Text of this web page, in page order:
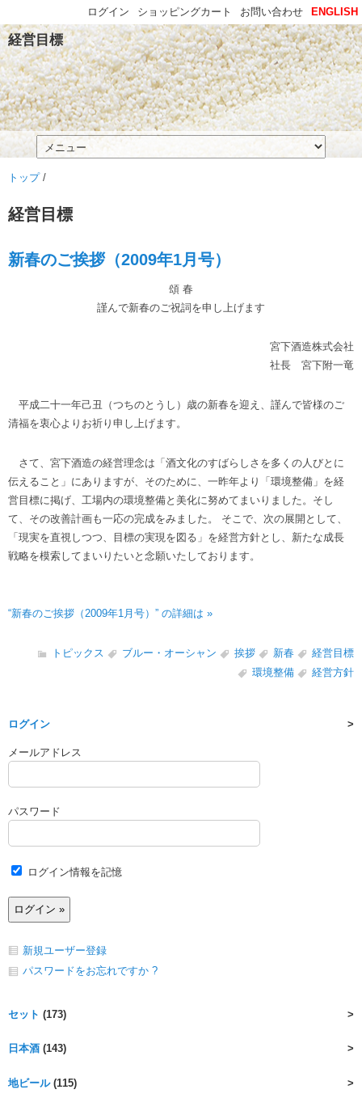
経営目標
トップ/
経営目標
新春のご挨拶（2009年1月号）
頌 春
謹んで新春のご祝詞を申し上げます
宮下酒造株式会社
社長 宮下附一竜
平成二十一年己丑（つちのとうし）歳の新春を迎え、謹んで皆様のご
清福を衷心よりお祈り申し上げます。
さて、宮下酒造の経営理念は「酒文化のすばらしさを多くの人びとに
伝えること」にありますが、そのために、一昨年より「環境整備」を経
営目標に掲げ、工場内の環境整備と美化に努めてまいりました。そし
て、その改善計画も一応の完成をみました。 そこで、次の展開として、
「現実を直視しつつ、目標の実現を図る」を経営方針とし、新たな成長
戦略を模索してまいりたいと念願いたしております。
“新春のご挨拶（2009年1月号）” の詳細は »
トピックス ブルー・オーシャン 挨拶 新春
経営目標
環境整備
経営方針
ログイン
メールアドレス
パスワード
ログイン情報を記憶
新規ユーザー登録
パスワードをお忘れですか ?
セット (173)
日本酒 (143)
地ビール(115)
ENGLISH
お問い合わせ
ショッピングカート
ログイン